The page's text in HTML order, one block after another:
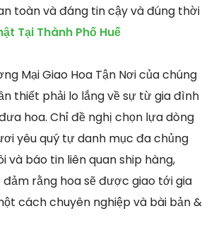
toàn và đáng tin cậy và đúng thời
Tại Thành Phố Huế
Mại Giao Hoa Tận Nơi của chúng
thiết phải lo lắng về sự từ gia đình
hoa. Chỉ đề nghị chọn lựa dòng
yêu quý tự danh mục đa chủng
và báo tin liên quan ship hàng,
đảm rằng hoa sẽ được giao tới gia
cách chuyên nghiệp và bài bản &